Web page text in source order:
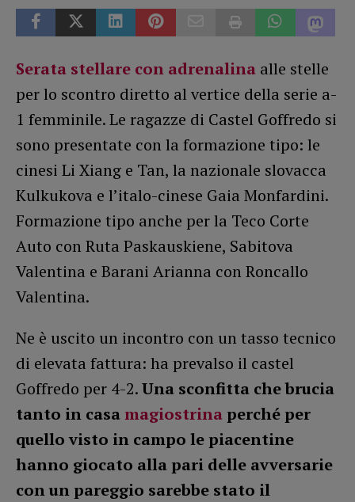
Serata stellare con adrenalina alle stelle
per lo scontro diretto al vertice della serie a-
1 femminile. Le ragazze di Castel Goffredo si
sono presentate con la formazione tipo: le
cinesi Li Xiang e Tan, la nazionale slovacca
Kulkukova e l’italo-cinese Gaia Monfardini.
Formazione tipo anche per la Teco Corte
Auto con Ruta Paskauskiene, Sabitova
Valentina e Barani Arianna con Roncallo
Valentina.
Ne è uscito un incontro con un tasso tecnico
di elevata fattura: ha prevalso il castel
Goffredo per 4-2.Una sconfitta che brucia
tanto in casamagiostrina perché per
quello visto in campo le piacentine
hanno giocato alla pari delle avversarie
con un pareggio sarebbe stato il